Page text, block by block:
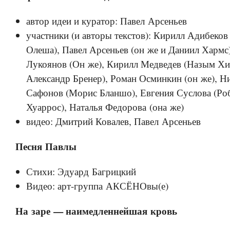
автор идеи и куратор: Павел Арсеньев
участники (и авторы текстов): Кирилл
Олеша), Павел Арсеньев (он же и Даниил
Лукоянов (Он же), Кирилл Медведев (Назым
Александр Бренер), Роман Осминкин (он же),
Сафонов (Морис Бланшо), Евгения Суслова
Хуаррос), Наталья Федорова (она же)
видео: Дмитрий Ковалев, Павел Арсеньев
Песня Павлы
Стихи: Эдуард Багрицкий
Видео: арт-группа АКСЁНОвы(е)
На заре — наимедленнейшая кровь